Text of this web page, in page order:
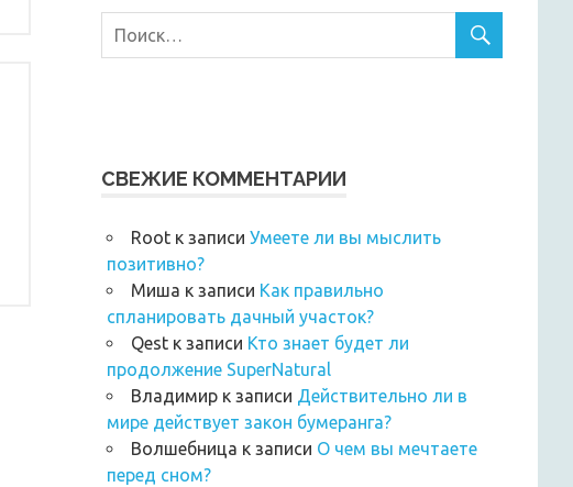
СВЕЖИЕ КОММЕНТАРИИ
Root к записи Умеете ли вы мыслить
позитивно?
Миша к записи Как правильно
спланировать дачный участок?
Qest к записи Кто знает будет ли
продолжение SuperNatural
Владимир к записи Действительно ли в
мире действует закон бумеранга?
Волшебница к записи О чем вы мечтаете
перед сном?